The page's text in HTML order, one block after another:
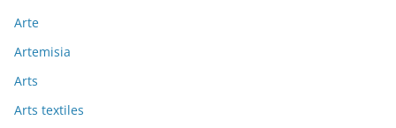
Arte
Artemisia
Arts
Arts textiles